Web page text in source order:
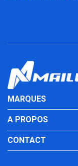
MARQUES
A PROPOS
CONTACT